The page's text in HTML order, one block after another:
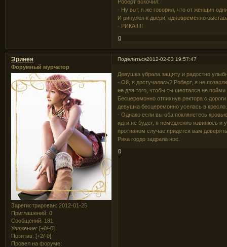
Роберт вскочил:
- Ну вот, я же говорил, что от женщин
И ринулся к двери, одновременно
- РИКА!!!!!
0
Поделиться2012-02-03 19:57:47
Эринея
Форумный мурчатор
Зарегистрирован: 2012-01-25
Приглашений: 0
Сообщений: 181
Уважение: [+0/-0]
Позитив: [+2/-0]
Провел на форуме:
Девушка убрала защиту и радостно
- Ой, я достучалась? Роберт, я не
не для того, чтобы ты шептался не
Бесцеремонно отпихнув ректора с
девушка бесцеремонно уселась в кресло.
- Однако если вы оба поклянетесь
идти не будет, я немедленно извинюсь и
противном случае придется вам
Рика гордо задрала нос.
0